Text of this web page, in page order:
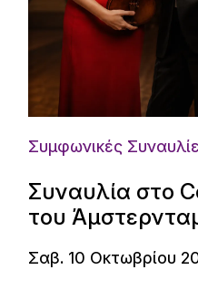
Συμφωνικές
Συναυλία στο
του
Σαβ. 10 Οκτωβρίου